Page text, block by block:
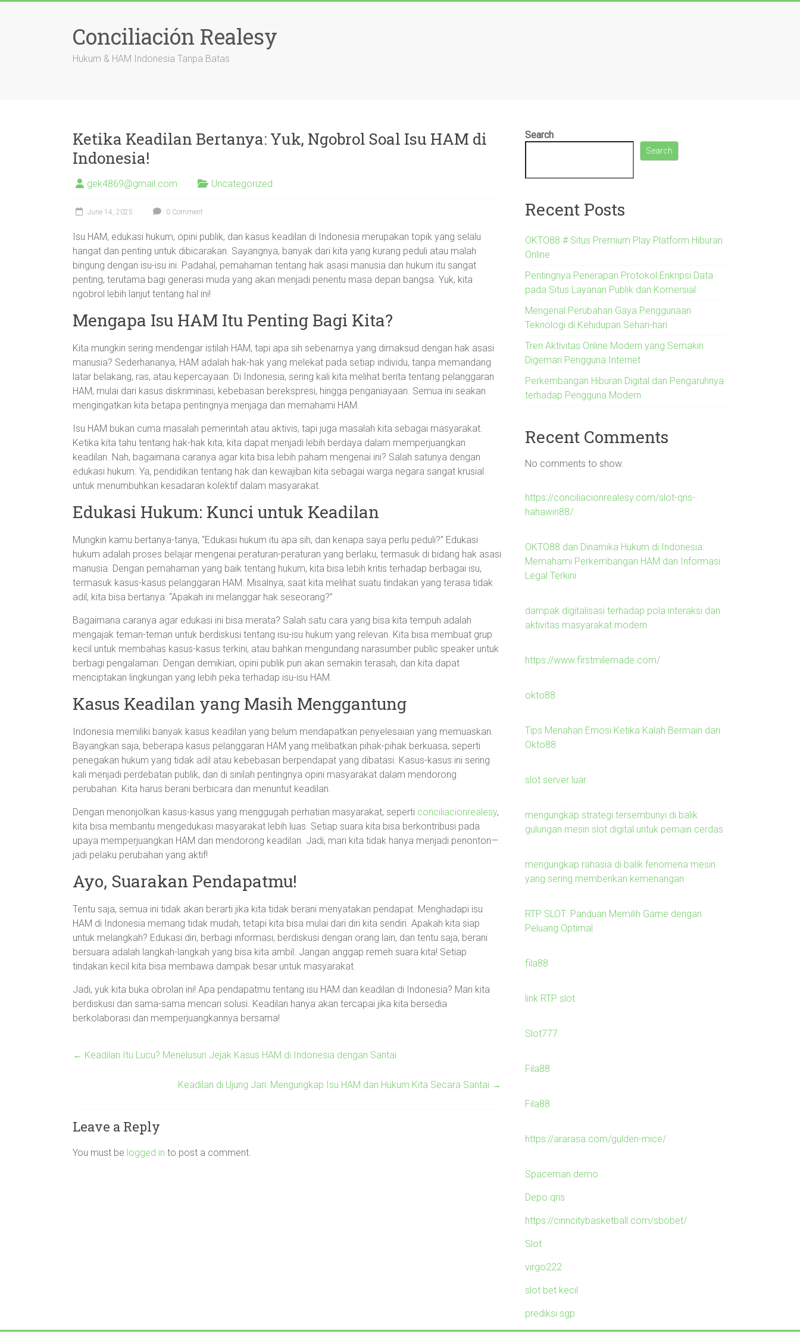
Conciliación Realesy
Hukum & HAM Indonesia Tanpa Batas
Ketika Keadilan Bertanya: Yuk, Ngobrol Soal Isu HAM di
Indonesia!
gek4869@gmail.com Uncategorized
June 14, 2025 0 Comment
Isu HAM, edukasi hukum, opini publik, dan kasus keadilan di Indonesia merupakan topik yang selalu
hangat dan penting untuk dibicarakan. Sayangnya, banyak dari kita yang kurang peduli atau malah
bingung dengan isu-isu ini. Padahal, pemahaman tentang hak asasi manusia dan hukum itu sangat
penting, terutama bagi generasi muda yang akan menjadi penentu masa depan bangsa. Yuk, kita
ngobrol lebih lanjut tentang hal ini!
Mengapa Isu HAM Itu Penting Bagi Kita?
Kita mungkin sering mendengar istilah HAM, tapi apa sih sebenarnya yang dimaksud dengan hak asasi
manusia? Sederhananya, HAM adalah hak-hak yang melekat pada setiap individu, tanpa memandang
latar belakang, ras, atau kepercayaan. Di Indonesia, sering kali kita melihat berita tentang pelanggaran
HAM, mulai dari kasus diskriminasi, kebebasan berekspresi, hingga penganiayaan. Semua ini seakan
mengingatkan kita betapa pentingnya menjaga dan memahami HAM.
Isu HAM bukan cuma masalah pemerintah atau aktivis, tapi juga masalah kita sebagai masyarakat.
Ketika kita tahu tentang hak-hak kita, kita dapat menjadi lebih berdaya dalam memperjuangkan
keadilan. Nah, bagaimana caranya agar kita bisa lebih paham mengenai ini? Salah satunya dengan
edukasi hukum. Ya, pendidikan tentang hak dan kewajiban kita sebagai warga negara sangat krusial
untuk menumbuhkan kesadaran kolektif dalam masyarakat.
Edukasi Hukum: Kunci untuk Keadilan
Mungkin kamu bertanya-tanya, “Edukasi hukum itu apa sih, dan kenapa saya perlu peduli?” Edukasi
hukum adalah proses belajar mengenai peraturan-peraturan yang berlaku, termasuk di bidang hak asasi
manusia. Dengan pemahaman yang baik tentang hukum, kita bisa lebih kritis terhadap berbagai isu,
termasuk kasus-kasus pelanggaran HAM. Misalnya, saat kita melihat suatu tindakan yang terasa tidak
adil, kita bisa bertanya: “Apakah ini melanggar hak seseorang?”
Bagaimana caranya agar edukasi ini bisa merata? Salah satu cara yang bisa kita tempuh adalah
mengajak teman-teman untuk berdiskusi tentang isu-isu hukum yang relevan. Kita bisa membuat grup
kecil untuk membahas kasus-kasus terkini, atau bahkan mengundang narasumber public speaker untuk
berbagi pengalaman. Dengan demikian, opini publik pun akan semakin terasah, dan kita dapat
menciptakan lingkungan yang lebih peka terhadap isu-isu HAM.
Kasus Keadilan yang Masih Menggantung
Indonesia memiliki banyak kasus keadilan yang belum mendapatkan penyelesaian yang memuaskan.
Bayangkan saja, beberapa kasus pelanggaran HAM yang melibatkan pihak-pihak berkuasa, seperti
penegakan hukum yang tidak adil atau kebebasan berpendapat yang dibatasi. Kasus-kasus ini sering
kali menjadi perdebatan publik, dan di sinilah pentingnya opini masyarakat dalam mendorong
perubahan. Kita harus berani berbicara dan menuntut keadilan.
Dengan menonjolkan kasus-kasus yang menggugah perhatian masyarakat, seperti conciliacionrealesy,
kita bisa membantu mengedukasi masyarakat lebih luas. Setiap suara kita bisa berkontribusi pada
upaya memperjuangkan HAM dan mendorong keadilan. Jadi, mari kita tidak hanya menjadi penonton—
jadi pelaku perubahan yang aktif!
Ayo, Suarakan Pendapatmu!
Tentu saja, semua ini tidak akan berarti jika kita tidak berani menyatakan pendapat. Menghadapi isu
HAM di Indonesia memang tidak mudah, tetapi kita bisa mulai dari diri kita sendiri. Apakah kita siap
untuk melangkah? Edukasi diri, berbagi informasi, berdiskusi dengan orang lain, dan tentu saja, berani
bersuara adalah langkah-langkah yang bisa kita ambil. Jangan anggap remeh suara kita! Setiap
tindakan kecil kita bisa membawa dampak besar untuk masyarakat.
Jadi, yuk kita buka obrolan ini! Apa pendapatmu tentang isu HAM dan keadilan di Indonesia? Mari kita
berdiskusi dan sama-sama mencari solusi. Keadilan hanya akan tercapai jika kita bersedia
berkolaborasi dan memperjuangkannya bersama!
← Keadilan Itu Lucu? Menelusuri Jejak Kasus HAM di Indonesia dengan Santai
Keadilan di Ujung Jari: Mengungkap Isu HAM dan Hukum Kita Secara Santai →
Leave a Reply
You must be logged in to post a comment.
Search
Search
Recent Posts
OKTO88 # Situs Premium Play Platform Hiburan
Online
Pentingnya Penerapan Protokol Enkripsi Data
pada Situs Layanan Publik dan Komersial
Mengenal Perubahan Gaya Penggunaan
Teknologi di Kehidupan Sehari-hari
Tren Aktivitas Online Modern yang Semakin
Digemari Pengguna Internet
Perkembangan Hiburan Digital dan Pengaruhnya
terhadap Pengguna Modern
Recent Comments
No comments to show.
https://conciliacionrealesy.com/slot-qris-
hahawin88/
OKTO88 dan Dinamika Hukum di Indonesia:
Memahami Perkembangan HAM dan Informasi
Legal Terkini
dampak digitalisasi terhadap pola interaksi dan
aktivitas masyarakat modern
https://www.firstmilemade.com/
okto88
Tips Menahan Emosi Ketika Kalah Bermain dari
Okto88
slot server luar
mengungkap strategi tersembunyi di balik
gulungan mesin slot digital untuk pemain cerdas
mengungkap rahasia di balik fenomena mesin
yang sering memberikan kemenangan
RTP SLOT: Panduan Memilih Game dengan
Peluang Optimal
fila88
link RTP slot
Slot777
Fila88
Fila88
https://ararasa.com/gulden-mice/
Spaceman demo
Depo qris
https://cinncitybasketball.com/sbobet/
Slot
virgo222
slot bet kecil
prediksi sgp